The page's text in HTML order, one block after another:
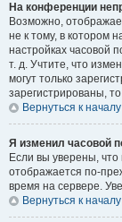
На конференции
Возможно,
не к тому, в котором
настройках часовой
т. д. Учтите, что
могут только
зарегистрированы,
Вернуться к началу
Я изменил часовой
Если вы уверены, что
отображается по-
время на сервере.
Вернуться к началу